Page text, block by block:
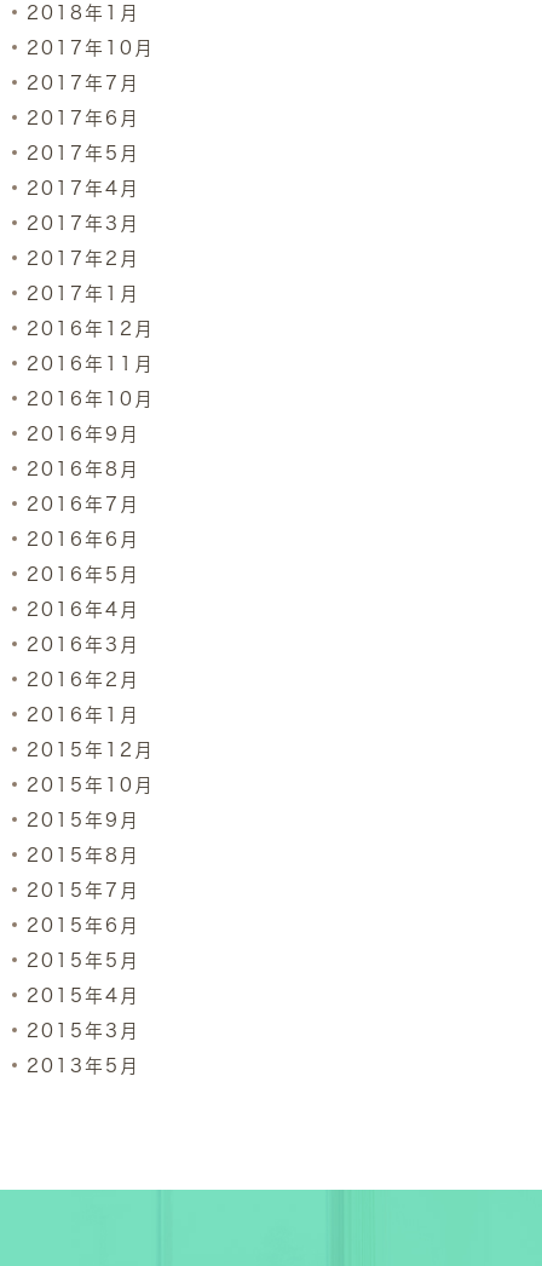
2018年1月
2017年10月
2017年7月
2017年6月
2017年5月
2017年4月
2017年3月
2017年2月
2017年1月
2016年12月
2016年11月
2016年10月
2016年9月
2016年8月
2016年7月
2016年6月
2016年5月
2016年4月
2016年3月
2016年2月
2016年1月
2015年12月
2015年10月
2015年9月
2015年8月
2015年7月
2015年6月
2015年5月
2015年4月
2015年3月
2013年5月